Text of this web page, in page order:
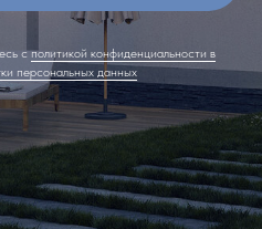
сполитикой конфиденциальности в
персональных данных